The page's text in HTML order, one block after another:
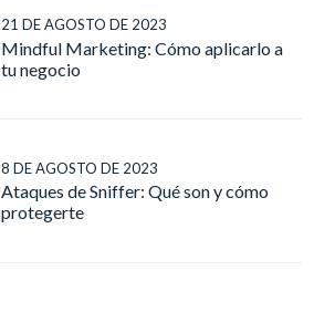
21 DE AGOSTO DE 2023
Mindful Marketing: Cómo aplicarlo a
tu negocio
8 DE AGOSTO DE 2023
Ataques de Sniffer: Qué son y cómo
protegerte